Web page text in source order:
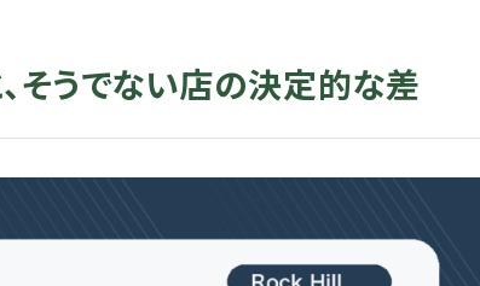
そうでない店の決定的な差